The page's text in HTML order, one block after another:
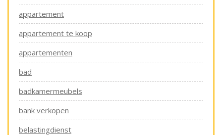
appartement
appartement te koop
appartementen
bad
badkamermeubels
bank verkopen
belastingdienst